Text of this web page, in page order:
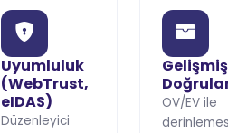
Uyumluluk
(WebTrust,
eIDAS)
Düzenleyici
Gelişmiş
OV/EV ile